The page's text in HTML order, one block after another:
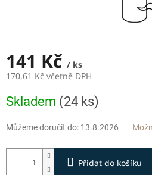
141 Kč / ks
170,61 Kč včetně DPH
cena:
Skladem (24 ks)
Můžeme doručit do: 13.8.2026
Přidat do košíku